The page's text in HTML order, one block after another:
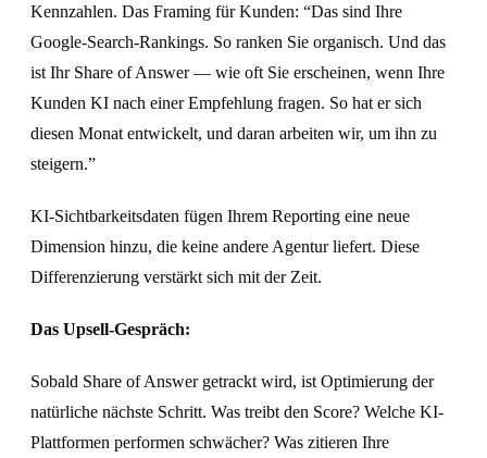
Kennzahlen. Das Framing für Kunden: “Das sind Ihre
Google-Search-Rankings. So ranken Sie organisch. Und das
ist Ihr Share of Answer — wie oft Sie erscheinen, wenn Ihre
Kunden KI nach einer Empfehlung fragen. So hat er sich
diesen Monat entwickelt, und daran arbeiten wir, um ihn zu
steigern.”
KI-Sichtbarkeitsdaten fügen Ihrem Reporting eine neue
Dimension hinzu, die keine andere Agentur liefert. Diese
Differenzierung verstärkt sich mit der Zeit.
Das Upsell-Gespräch:
Sobald Share of Answer getrackt wird, ist Optimierung der
natürliche nächste Schritt. Was treibt den Score? Welche KI-
Plattformen performen schwächer? Was zitieren Ihre